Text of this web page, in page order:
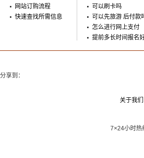
网站订购流程
快速查找所需信息
可以刷卡吗
可以先旅游 后付款
怎么进行网上支付
提前多长时间报名
分享到：
关于我们
7×24小时热